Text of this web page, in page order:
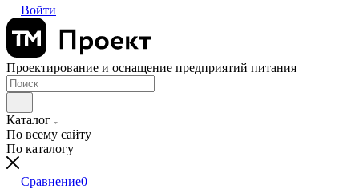
Войти
Проектирование и оснащение предприятий питания
Каталог
По всему сайту
По каталогу
Сравнение0